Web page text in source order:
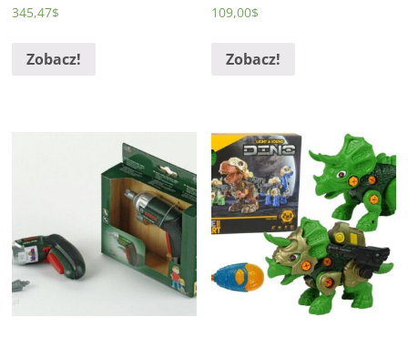
345,47$
Zobacz!
109,00$
Zobacz!